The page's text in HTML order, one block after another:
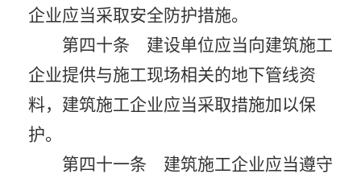
企业应当采取安全防护措施。
第四十条 建设单位应当向建筑施工
企业提供与施工现场相关的地下管线资
料，建筑施工企业应当采取措施加以保
护。
第四十一条 建筑施工企业应当遵守